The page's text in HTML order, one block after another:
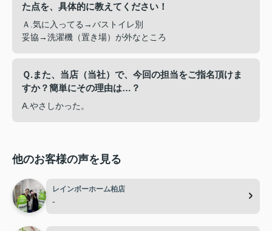
た点を、具体的に教えてください！
Ａ.気に入ってる→バストイレ別
妥協→洗濯機（置き場）が外なところ
Ｑ.また、当店（当社）で、今回の担当をご指名頂けま
すか？簡単にその理由は…？
A.やさしかった。
他のお客様の声を見る
レインボーホーム柏店
-